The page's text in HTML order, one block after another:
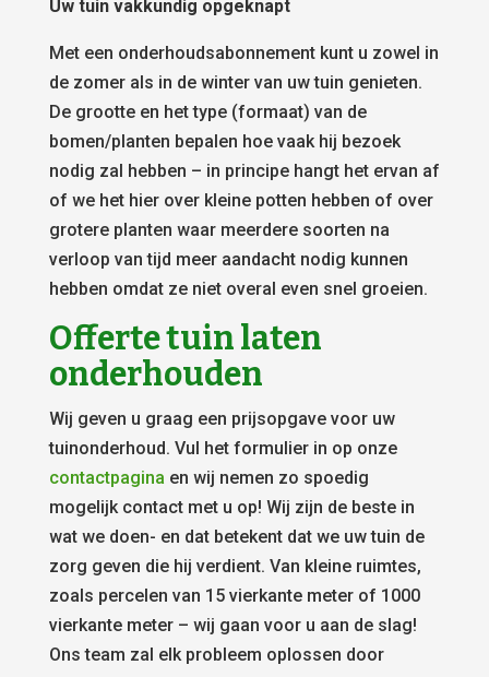
Uw tuin vakkundig opgeknapt
Met een onderhoudsabonnement kunt u zowel in
de zomer als in de winter van uw tuin genieten.
De grootte en het type (formaat) van de
bomen/planten bepalen hoe vaak hij bezoek
nodig zal hebben – in principe hangt het ervan af
of we het hier over kleine potten hebben of over
grotere planten waar meerdere soorten na
verloop van tijd meer aandacht nodig kunnen
hebben omdat ze niet overal even snel groeien.
Offerte tuin laten
onderhouden
Wij geven u graag een prijsopgave voor uw
tuinonderhoud. Vul het formulier in op onze
contactpagina en wij nemen zo spoedig
mogelijk contact met u op! Wij zijn de beste in
wat we doen- en dat betekent dat we uw tuin de
zorg geven die hij verdient. Van kleine ruimtes,
zoals percelen van 15 vierkante meter of 1000
vierkante meter – wij gaan voor u aan de slag!
Ons team zal elk probleem oplossen door